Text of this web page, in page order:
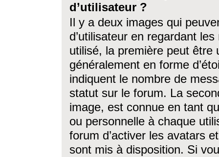
d’utilisateur ?
Il y a deux images qui
d’utilisateur en regardant
utilisé, la première peut être
généralement en forme
indiquent le nombre de
statut sur le forum. La
image, est connue en tant
ou personnelle à chaque
forum d’activer les avatars
sont mis à disposition. Si